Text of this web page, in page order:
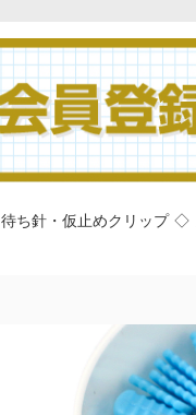
待ち針・仮止めクリップ ◇